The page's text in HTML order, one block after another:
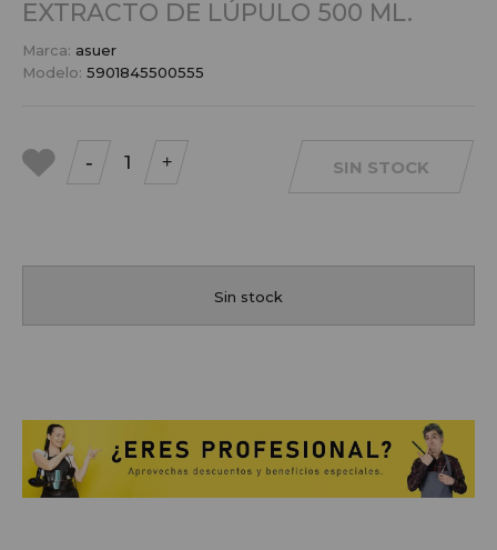
EXTRACTO DE LÚPULO 500 ML.
Marca: asuer
Modelo: 5901845500555
- + SIN STOCK
Sin stock